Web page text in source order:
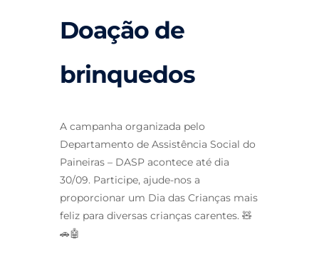
Doação de
brinquedos
A campanha organizada pelo
Departamento de Assistência Social do
Paineiras – DASP acontece até dia
30/09. Participe, ajude-nos a
proporcionar um Dia das Crianças mais
feliz para diversas crianças carentes. 🧸
🚗🤖